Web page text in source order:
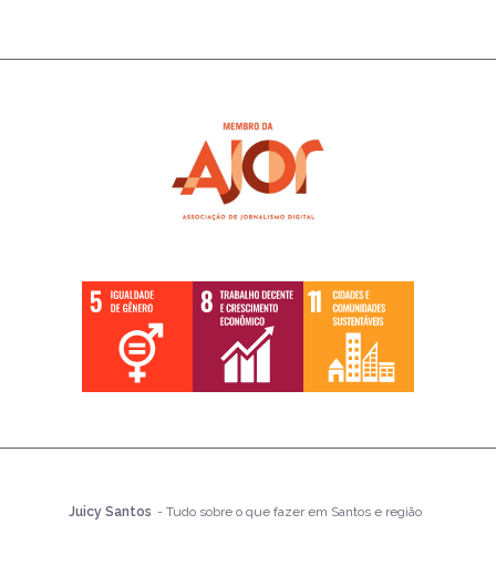
Juicy Santos - Tudo sobre o que fazer em Santos e região